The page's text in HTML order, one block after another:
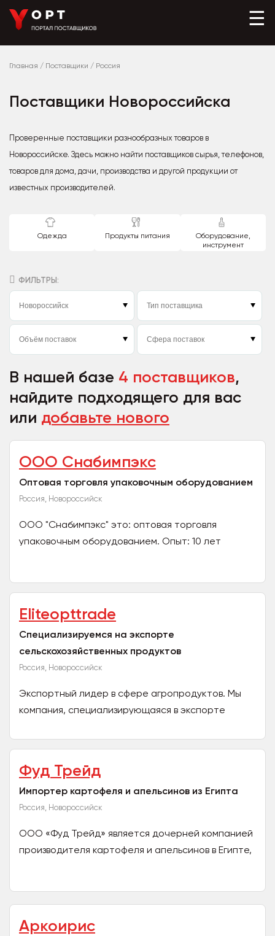
☰
Главная / Поставщики / Россия
Поставщики Новороссийска
Проверенные поставщики разнообразных товаров в
Новороссийске. Здесь можно найти поставщиков сырья, телефонов,
товаров для дома, дачи, производства и другой продукции от
известных производителей.
Одежда Продукты питания
Оборудование,
инструмент
ФИЛЬТРЫ:
В нашей базе 4 поставщиков,
найдите подходящего для вас
или добавьте нового
ООО Снабимпэкс
Оптовая торговля упаковочным оборудованием
Россия, Новороссийск
ООО "Снабимпэкс" это: оптовая торговля
упаковочным оборудованием. Опыт: 10 лет
Eliteopttrade
Специализируемся на экспорте
сельскохозяйственных продуктов
Россия, Новороссийск
Экспортный лидер в сфере агропродуктов. Мы
компания, специализирующаяся в экспорте
продуктов: сахар,...
Фуд Трейд
Импортер картофеля и апельсинов из Египта
Россия, Новороссийск
ООО «Фуд Трейд» является дочерней компанией
производителя картофеля и апельсинов в Египте,
Аркоирис